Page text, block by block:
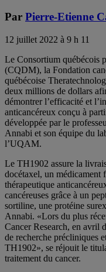
Par Pierre-Etienne
12 juillet 2022 à 9 h 11
Le Consortium québécois
(CQDM), la Fondation
québécoise
deux millions de dollars
démontrer l’efficacité et
anticancéreux conçu à
développée par le
Annabi et son équipe du
l’UQAM.
Le TH1902 assure la
docétaxel, un médicament
thérapeutique
cancéreuses grâce à un
sortiline, une protéine
Annabi. «Lors du plus
Cancer Research, en avril
de recherche précliniques
TH1902», se réjouit le
traitement du cancer.